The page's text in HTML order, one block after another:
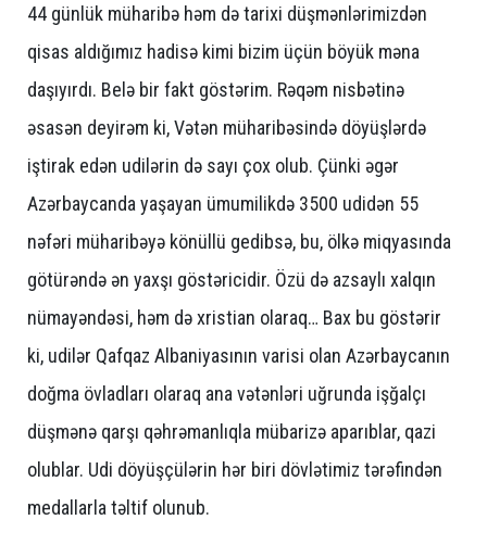
44 günlük müharibə həm də tarixi düşmənlərimizdən
qisas aldığımız hadisə kimi bizim üçün böyük məna
daşıyırdı. Belə bir fakt göstərim. Rəqəm nisbətinə
əsasən deyirəm ki, Vətən müharibəsində döyüşlərdə
iştirak edən udilərin də sayı çox olub. Çünki əgər
Azərbaycanda yaşayan ümumilikdə 3500 udidən 55
nəfəri müharibəyə könüllü gedibsə, bu, ölkə miqyasında
götürəndə ən yaxşı göstəricidir. Özü də azsaylı xalqın
nümayəndəsi, həm də xristian olaraq… Bax bu göstərir
ki, udilər Qafqaz Albaniyasının varisi olan Azərbaycanın
doğma övladları olaraq ana vətənləri uğrunda işğalçı
düşmənə qarşı qəhrəmanlıqla mübarizə aparıblar, qazi
olublar. Udi döyüşçülərin hər biri dövlətimiz tərəfindən
medallarla təltif olunub.